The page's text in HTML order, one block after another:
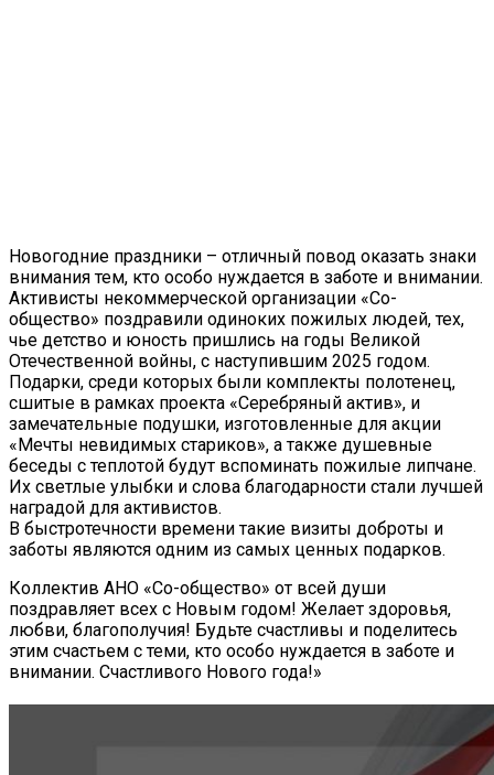
Новогодние праздники – отличный повод оказать знаки
внимания тем, кто особо нуждается в заботе и внимании.
Активисты некоммерческой организации «Со-
общество» поздравили одиноких пожилых людей, тех,
чье детство и юность пришлись на годы Великой
Отечественной войны, с наступившим 2025 годом.
Подарки, среди которых были комплекты полотенец,
сшитые в рамках проекта «Серебряный актив», и
замечательные подушки, изготовленные для акции
«Мечты невидимых стариков», а также душевные
беседы с теплотой будут вспоминать пожилые липчане.
Их светлые улыбки и слова благодарности стали лучшей
наградой для активистов.
В быстротечности времени такие визиты доброты и
заботы являются одним из самых ценных подарков.
Коллектив АНО «Со-общество» от всей души
поздравляет всех с Новым годом! Желает здоровья,
любви, благополучия! Будьте счастливы и поделитесь
этим счастьем с теми, кто особо нуждается в заботе и
внимании. Счастливого Нового года!»